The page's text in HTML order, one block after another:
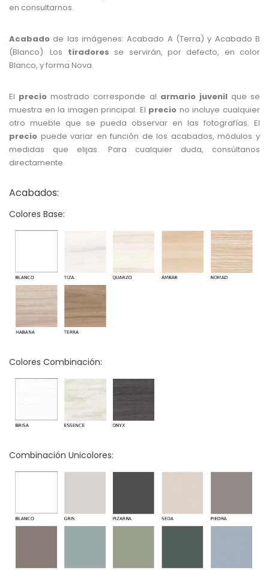
en consultarnos.
Acabado de las imágenes: Acabado A (Terra) y Acabado B
(Blanco). Los tiradores se servirán, por defecto, en color
Blanco, y forma Nova.
El precio mostrado corresponde al armario juvenilque se
muestra en la imagen principal. El precio no incluye cualquier
otro mueble que se pueda observar en las fotografías. El
precio puede variar en función de los acabados, módulos y
medidas que elijas. Para cualquier duda, consúltanos
directamente.
Acabados:
Colores Base:
Colores Combinación:
Combinación Unicolores: